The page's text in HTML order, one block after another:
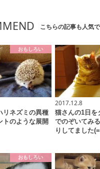
こちらの記事も人気で
おもしろい
リネズミの異種
トのような展開
2017.12.8
猫さんの1日を
でのぞいてみ
りしてました
おもしろい